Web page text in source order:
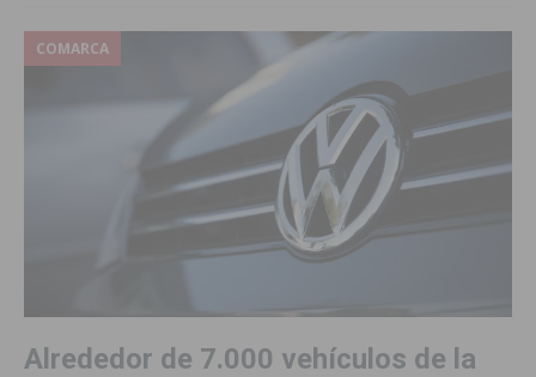
COMARCA
Alrededor de 7.000 vehículos de la